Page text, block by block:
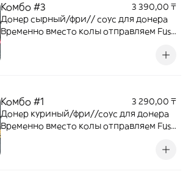
Комбо #3
3 390,00 ₸
Донер сырный/фри// соус для донера
Временно вместо колы отправляем Fuse
Комбо #1
3 290,00 ₸
Донер куриный/фри//соус для донера
Временно вместо колы отправляем Fuse